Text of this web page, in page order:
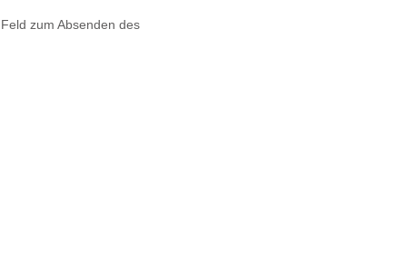
zum Absenden des